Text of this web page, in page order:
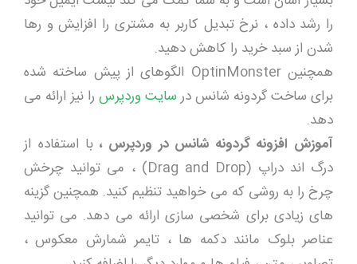
را رشد داده ، نرخ تبدیل کاربر به مشتری را افزایش و رها
شدن از سبد خرید را کاهش دهید.
همچنین OptinMonster الگوهای از پیش ساخته شده
برای ساخت گردونه شانس درسایت وردپرس را نیز ارائه می
دهد.
آموزش افزونه گردونه شانس در وردپرس ، با استفاده از
درگ اند دراپ (Drag and Drop) ، می توانید چرخش
چرخ را به روشی که می خواهید تنظیم کنید. همچنین گزینه
های زیادی برای شخصی سازی ارائه می دهد. می توانید
عناصر بلوک مانند دکمه ها ، تایمر شمارش معکوس ،